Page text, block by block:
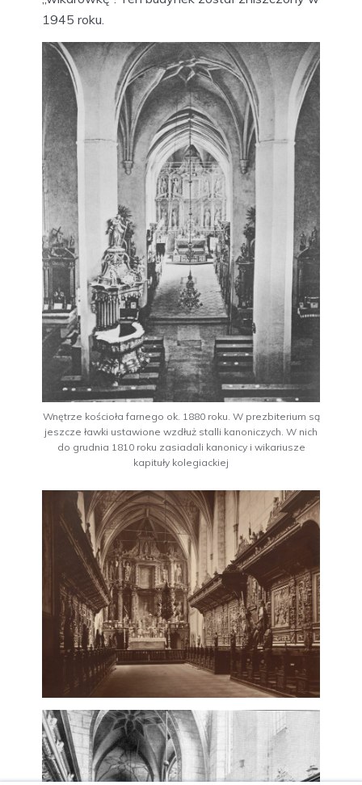
1945 roku.
Wnętrze kościoła farnego ok. 1880 roku. W prezbiterium są
jeszcze ławki ustawione wzdłuż stalli kanoniczych. W nich
do grudnia 1810 roku zasiadali kanonicy i wikariusze
kapituły kolegiackiej